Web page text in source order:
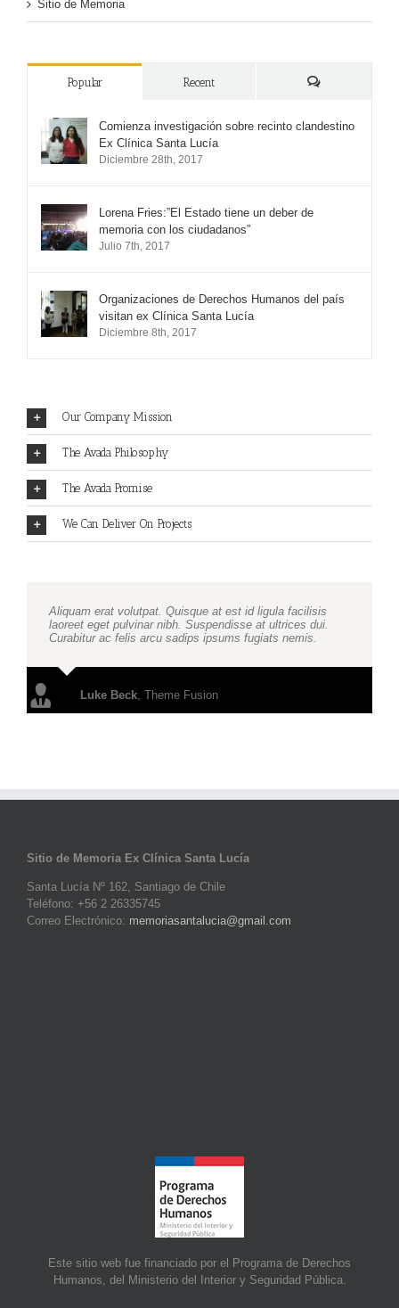
Sitio de Memoria
Popular Recent
Comienza investigación sobre recinto clandestino
Ex Clínica Santa Lucía
Diciembre 28th, 2017
Lorena Fries:”El Estado tiene un deber de
memoria con los ciudadanos”
Julio 7th, 2017
Organizaciones de Derechos Humanos del país
visitan ex Clínica Santa Lucía
Diciembre 8th, 2017
Our Company Mission
The Avada Philosophy
The Avada Promise
We Can Deliver On Projects
Aliquam erat volutpat. Quisque at est id ligula facilisis
laoreet eget pulvinar nibh. Suspendisse at ultrices dui.
Curabitur ac felis arcu sadips ipsums fugiats nemis.
Luke Beck, Theme Fusion
Sitio de Memoria Ex Clínica Santa Lucía
Santa Lucía Nº 162, Santiago de Chile
Teléfono: +56 2 26335745
Correo Electrónico: memoriasantalucia@gmail.com
Este sitio web fue financiado por el Programa de Derechos
Humanos, del Ministerio del Interior y Seguridad Pública.